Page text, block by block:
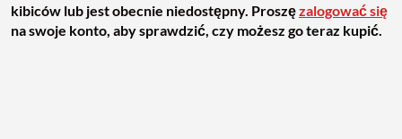
kibiców lub jest obecnie niedostępny. Proszęzalogować się
na swoje konto, aby sprawdzić, czy możesz go teraz kupić.